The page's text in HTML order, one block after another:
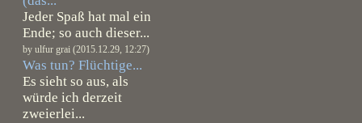
Jeder Spaß hat mal ein
Ende; so auch dieser...
by ulfur grai (2015.12.29, 12:27)
Was tun? Flüchtige...
Es sieht so aus, als
würde ich derzeit
zweierlei...